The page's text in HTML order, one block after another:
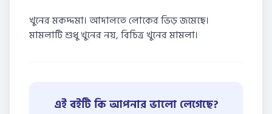
খুনের মকদ্দমা। আদালতে লোকের ভিড় জমেছে।
মামলাটি শুধু খুনের নয়, বিচিত্র খুনের মামলা।
এই বইটি কি আপনার ভালো লেগেছে?